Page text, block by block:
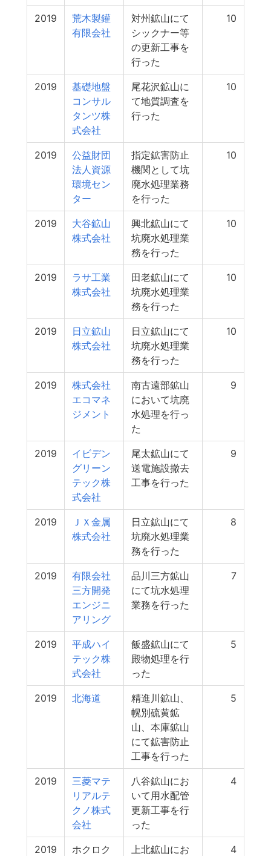
2019
荒木製鑵
有限会社
対州鉱山にて
シックナー等
の更新工事を
行った
10
2019
基礎地盤
コンサル
タンツ株
式会社
尾花沢鉱山に
て地質調査を
行った
10
2019
公益財団
法人資源
環境セン
ター
指定鉱害防止
機関として坑
廃水処理業務
を行った
10
2019
大谷鉱山
株式会社
興北鉱山にて
坑廃水処理業
務を行った
10
2019
ラサ工業
株式会社
田老鉱山にて
坑廃水処理業
務を行った
10
2019
日立鉱山
株式会社
日立鉱山にて
坑廃水処理業
務を行った
10
2019
株式会社
エコマネ
ジメント
南古遠部鉱山
において坑廃
水処理を行っ
た
9
2019
イビデン
グリーン
テック株
式会社
尾太鉱山にて
送電施設撤去
工事を行った
9
2019
ＪＸ金属
株式会社
日立鉱山にて
坑廃水処理業
務を行った
8
2019
有限会社
三方開発
エンジニ
アリング
品川三方鉱山
にて坑水処理
業務を行った
7
2019
平成ハイ
テック株
式会社
飯盛鉱山にて
殿物処理を行
った
5
2019 北海道
精進川鉱山、
幌別硫黄鉱
山、本庫鉱山
にて鉱害防止
工事を行った
5
2019
三菱マテ
リアルテ
クノ株式
会社
八谷鉱山にお
いて用水配管
更新工事を行
った
4
2019
ホクロク
上北鉱山にお
4